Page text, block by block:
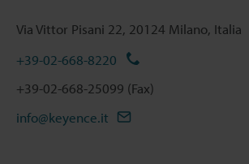
Via Vittor Pisani 22, 20124 Milano, Italia
+39-02-668-8220
+39-02-668-25099 (Fax)
info@keyence.it